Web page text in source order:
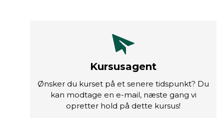
Kursusagent
Ønsker du kurset på et senere tidspunkt? Du
kan modtage en e-mail, næste gang vi
opretter hold på dette kursus!